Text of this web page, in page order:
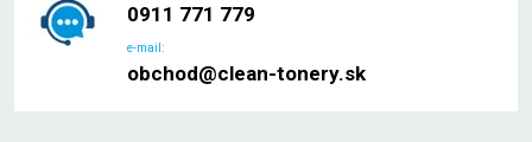
0911 771 779
e-mail:
obchod@clean-tonery.sk